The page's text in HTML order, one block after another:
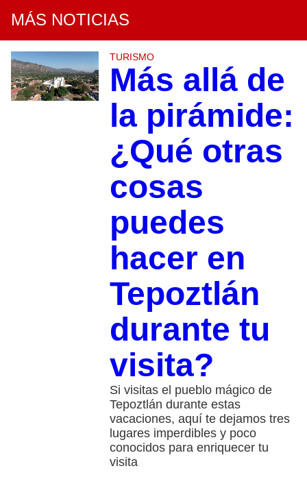
MÁS NOTICIAS
TURISMO
Más allá de
la pirámide:
¿Qué otras
cosas
puedes
hacer en
Tepoztlán
durante tu
visita?
Si visitas el pueblo mágico de
Tepoztlán durante estas
vacaciones, aquí te dejamos tres
lugares imperdibles y poco
conocidos para enriquecer tu
visita